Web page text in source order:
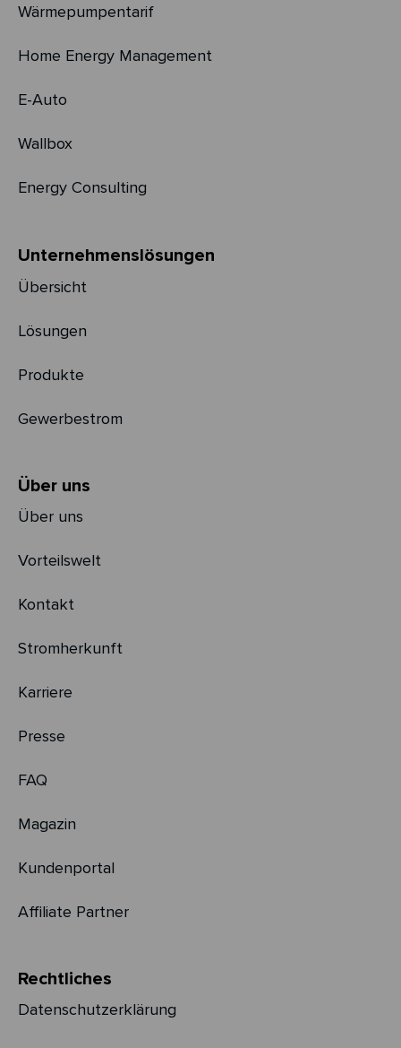
Wärmepumpentarif
Home Energy Management
E-Auto
Wallbox
Energy Consulting
Unternehmens­­lösungen
Übersicht
Lösungen
Produkte
Gewerbestrom
Über uns
Über uns
Vorteilswelt
Kontakt
Stromherkunft
Karriere
Presse
FAQ
Magazin
Kundenportal
Affiliate Partner
Rechtliches
Datenschutzerklärung